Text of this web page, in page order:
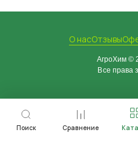
Поиск Сравнение
О насОтзывы
АгроХим ©
Все права